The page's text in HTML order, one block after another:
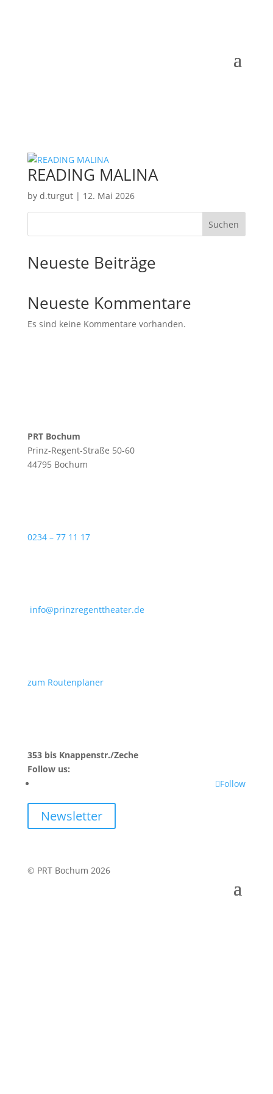
READING MALINA
by d.turgut| 12. Mai 2026
Suchen
Neueste Beiträge
Neueste Kommentare
Es sind keine Kommentare vorhanden.
PRT Bochum
Prinz-Regent-Straße 50-60
44795 Bochum
0234 – 77 11 17
info@prinzregenttheater.de
zum Routenplaner
353 bis Knappenstr./Zeche
Follow us:
Follow
Newsletter
© PRT Bochum 2026